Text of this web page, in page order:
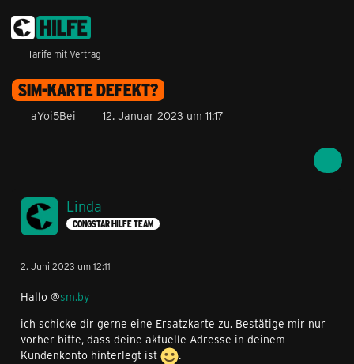
Tarife mit Vertrag
SIM-KARTE DEFEKT?
aYoi5Bei 12. Januar 2023 um 11:17
Linda
CONGSTAR HILFE TEAM
2. Juni 2023 um 12:11
Hallo @sm.by
ich schicke dir gerne eine Ersatzkarte zu. Bestätige mir nur
vorher bitte, dass deine aktuelle Adresse in deinem
Kundenkonto hinterlegt ist
.